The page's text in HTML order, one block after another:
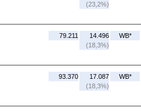
(23,2%)
79.211
14.496
(18,3%)
WB*
93.370
17.087
(18,3%)
WB*